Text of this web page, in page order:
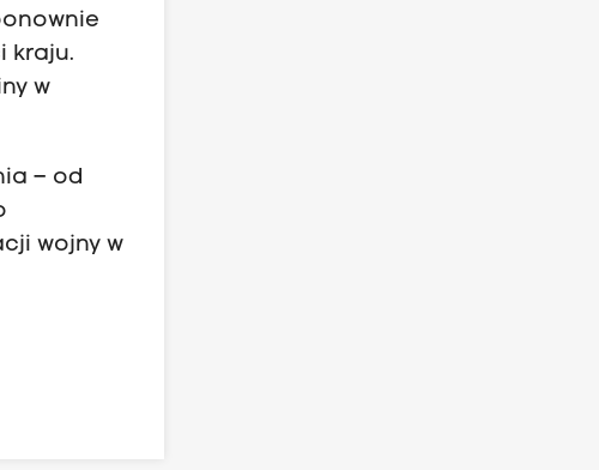
kraju.
w
– od
wojny w